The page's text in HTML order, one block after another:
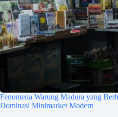
Fenomena Warung Madura yang
Dominasi Minimarket Modern